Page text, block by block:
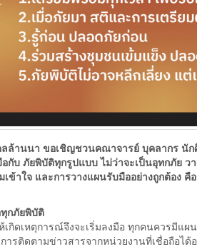
ลล้านนา ขอเชิญชวนคณาจารย์ บุคลากร
กับ ภัยพิบัติทุกรูปแบบไม่ว่าจะเป็นอุทกภัย ว
ข้าใจ และการวางแผนรับมืออย่างถูกต้อง
ทุกภัยพิบัติ
เกิดเหตุการณ์จึงจะเริ่มลงมือ ทุกคนควรมี
ารติดตามข่าวสารจากหน่วยงานที่เชื่อถือได้